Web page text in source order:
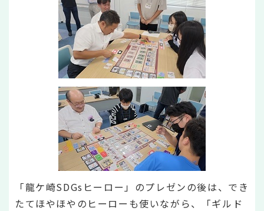
「龍ケ崎SDGsヒーロー」のプレゼンの後は、でき
たてほやほやのヒーローも使いながら、「ギルド